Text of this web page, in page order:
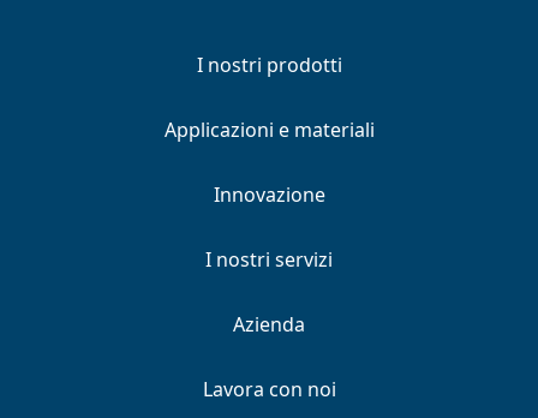
I nostri prodotti
Applicazioni e materiali
Innovazione
I nostri servizi
Azienda
Lavora con noi